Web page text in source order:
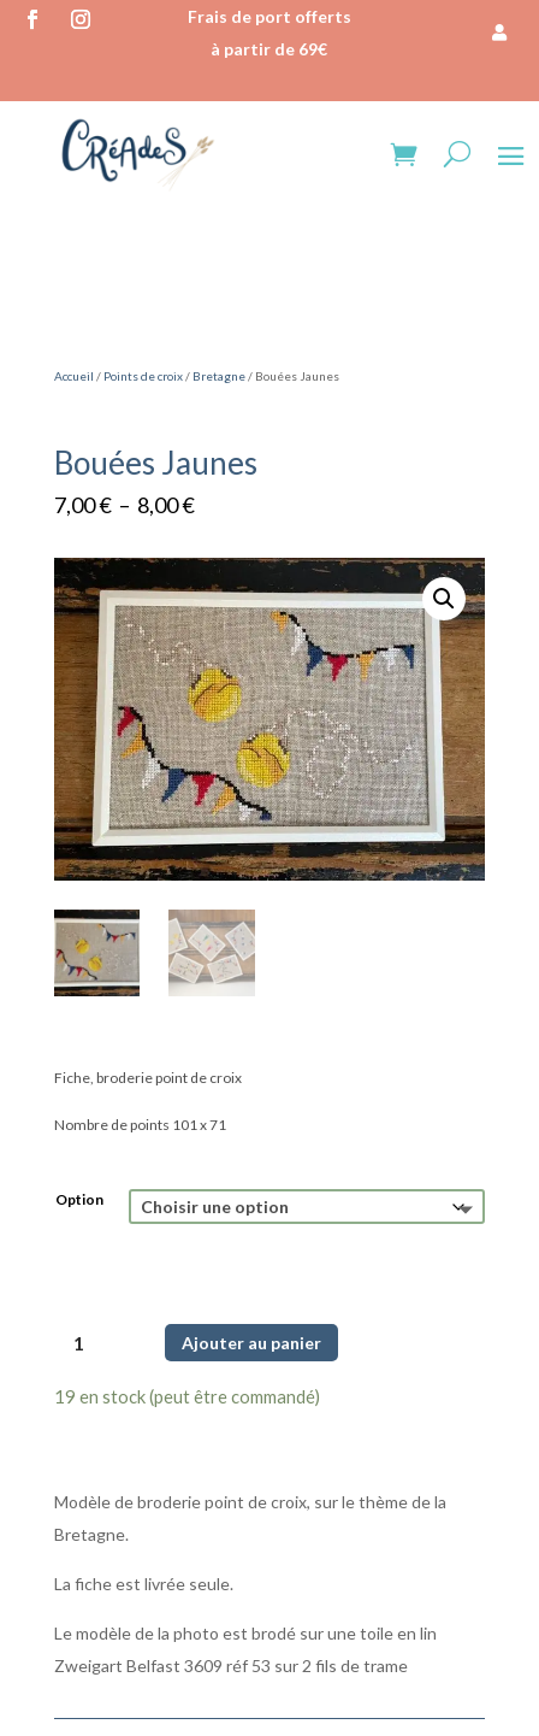
Frais de port offerts
à partir de 69€
Accueil / Points de croix/ Bretagne/ Bouées Jaunes
Bouées Jaunes
7,00€ – 8,00€Plage
prix :
7,00 €
à
8,00 €
Fiche, broderie point de croix
Nombre de points 101 x 71
Option
Bouées
Ajouter au panier
19 en stock (peut être commandé)
Modèle de broderie point de croix, sur le thème de la
Bretagne.
La fiche est livrée seule.
Le modèle de la photo est brodé sur une toile en lin
Zweigart Belfast 3609 réf 53 sur 2 fils de trame